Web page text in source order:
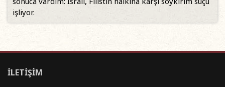
işliyor.
İLETİŞİM